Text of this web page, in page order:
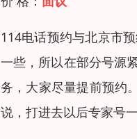
114电话预约与北京市
一些，所以在部分号源
务，大家尽量提前预约
说，打进去以后专家号